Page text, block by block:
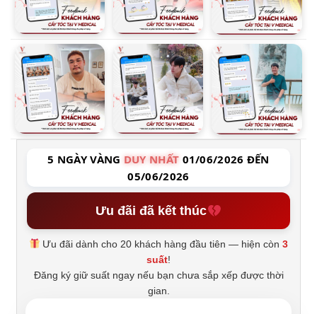
5 NGÀY VÀNG DUY NHẤT 01/06/2026 ĐẾN
05/06/2026
Ưu đãi đã kết thúc
Ưu đãi dành cho 20 khách hàng đầu tiên — hiện còn3
suất!
Đăng ký giữ suất ngay nếu bạn chưa sắp xếp được thời
gian.